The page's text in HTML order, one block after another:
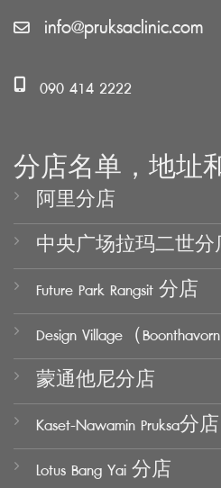
info@pruksaclinic.com
090 414 2222
分店名单，地址
阿里分店
中央广场拉玛二世分
Future Park Rangsit 分店
Design Village（
蒙通他尼分店
Kaset-Nawamin Pruksa分店
Lotus Bang Yai 分店